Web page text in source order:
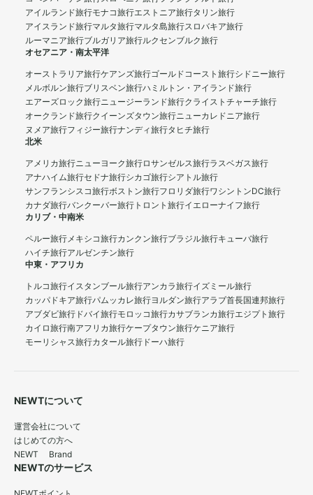
アイルランド旅行モナコ旅行エストニア旅行タリン旅行
アイスランド旅行マルタ旅行マルタ島旅行スロバキア旅行
ルーマニア旅行ブルガリア旅行ルクセンブルク旅行
オセアニア・南太平洋
オーストラリア旅行ケアンズ旅行ゴールドコースト旅行シドニー旅行
メルボルン旅行ブリスベン旅行ハミルトン・アイランド旅行
エアーズロック旅行ニュージーランド旅行クライストチャーチ旅行
オークランド旅行クイーンズタウン旅行ニューカレドニア旅行
ヌメア旅行フィジー旅行ナンディ旅行タヒチ旅行
北米
アメリカ旅行ニューヨーク旅行ロサンゼルス旅行ラスベガス旅行
アナハイム旅行セドナ旅行シカゴ旅行シアトル旅行
サンフランシスコ旅行ボストン旅行フロリダ旅行ワシントンDC旅行
カナダ旅行バンクーバー旅行 トロント旅行イエローナイフ旅行
カリブ・中南米
ペルー旅行メキシコ旅行カンクン旅行ブラジル旅行キューバ旅行
ハイチ旅行アルゼンチン旅行
中東・アフリカ
トルコ旅行イスタンブール旅行アンカラ旅行イズミール旅行
カッパドキア旅行パムッカレ旅行ヨルダン旅行アラブ首長国連邦旅行
アブダビ旅行 ドバイ旅行モロッコ旅行カサブランカ旅行エジプト旅行
カイロ旅行南アフリカ旅行ケープタウン旅行ケニア旅行
モーリシャス旅行カタール旅行 ドーハ旅行
NEWTについて
運営会社について
はじめての方へ
NEWT Brand
NEWTのサービス